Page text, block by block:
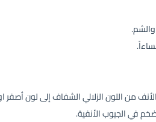
من اللون الزلالي الشفاف إلى لون أصفر
في الجيوب الأنفية.